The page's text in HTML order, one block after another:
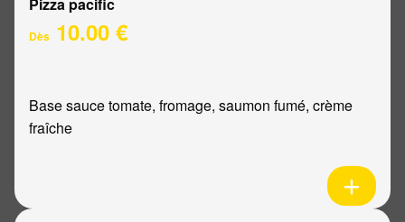
Dès 10.00 €
Base sauce tomate, fromage, saumon fumé, crème
fraîche